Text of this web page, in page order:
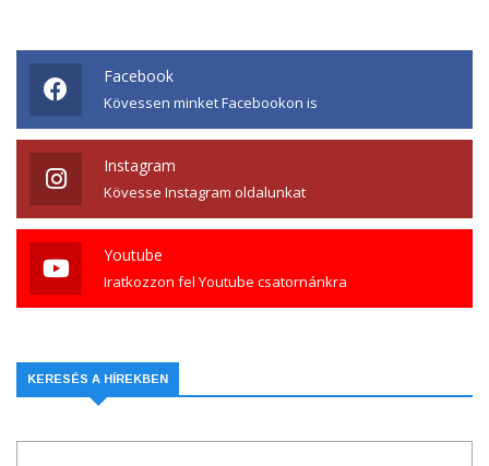
Facebook
Kövessen minket Facebookon is
Instagram
Kövesse Instagram oldalunkat
Youtube
Iratkozzon fel Youtube csatornánkra
KERESÉS A HÍREKBEN